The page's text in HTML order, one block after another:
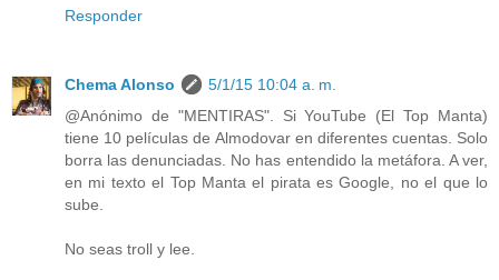
Responder
Chema Alonso
5/1/15 10:04 a. m.
@Anónimo de "MENTIRAS". Si YouTube (El Top Manta)
tiene 10 películas de Almodovar en diferentes cuentas. Solo
borra las denunciadas. No has entendido la metáfora. A ver,
en mi texto el Top Manta el pirata es Google, no el que lo
sube.
No seas troll y lee.